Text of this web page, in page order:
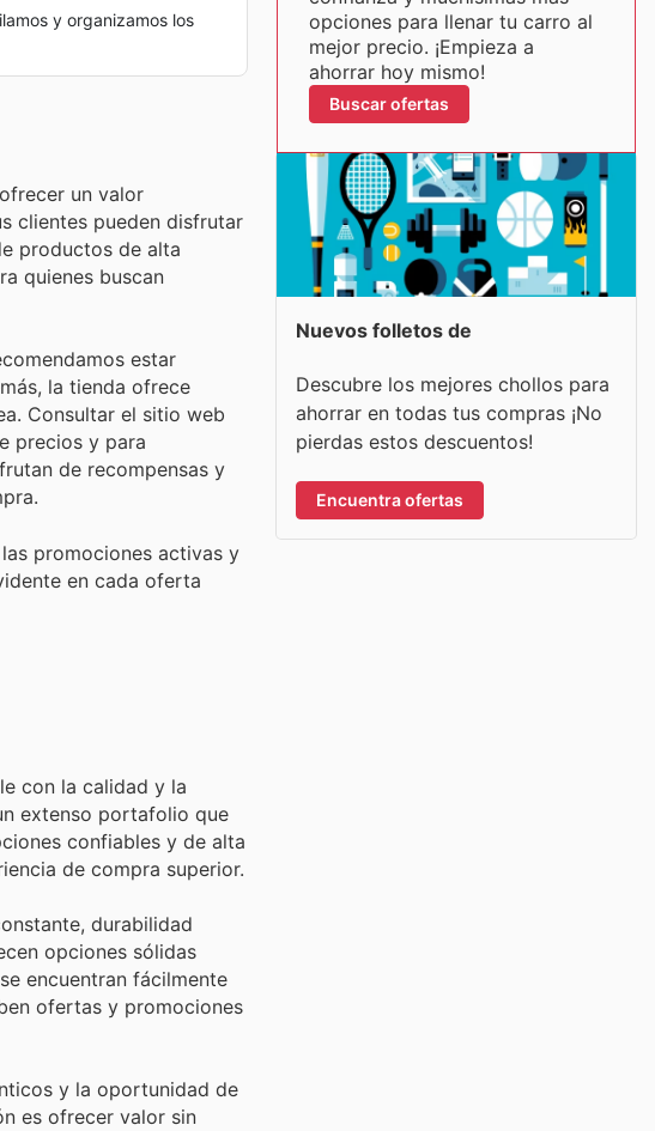
y organizamos los
un valor
clientes pueden disfrutar
productos de alta
quienes buscan
estar
la tienda ofrece
Consultar el sitio web
precios y para
de recompensas y
promociones activas y
en cada oferta
con la calidad y la
extenso portafolio que
confiables y de alta
de compra superior.
durabilidad
opciones sólidas
encuentran fácilmente
ofertas y promociones
y la oportunidad de
es ofrecer valor sin
opciones para llenar tu carro al
mejor precio. ¡Empieza a
ahorrar hoy mismo!
Buscar ofertas
Nuevos folletos de
Descubre los mejores chollos para
ahorrar en todas tus compras ¡No
pierdas estos descuentos!
Encuentra ofertas